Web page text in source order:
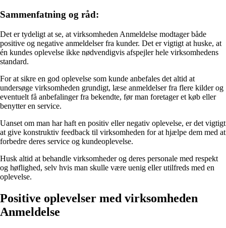
Sammenfatning og råd:
Det er tydeligt at se, at virksomheden Anmeldelse modtager både
positive og negative anmeldelser fra kunder. Det er vigtigt at huske, at
én kundes oplevelse ikke nødvendigvis afspejler hele virksomhedens
standard.
For at sikre en god oplevelse som kunde anbefales det altid at
undersøge virksomheden grundigt, læse anmeldelser fra flere kilder og
eventuelt få anbefalinger fra bekendte, før man foretager et køb eller
benytter en service.
Uanset om man har haft en positiv eller negativ oplevelse, er det vigtigt
at give konstruktiv feedback til virksomheden for at hjælpe dem med at
forbedre deres service og kundeoplevelse.
Husk altid at behandle virksomheder og deres personale med respekt
og høflighed, selv hvis man skulle være uenig eller utilfreds med en
oplevelse.
Positive oplevelser med virksomheden
Anmeldelse